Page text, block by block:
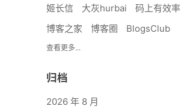
姬长信
大灰hurbai 码上有效率
博客之家
博客圈 BlogsClub
查看更多...
归档
2026 年 8 月